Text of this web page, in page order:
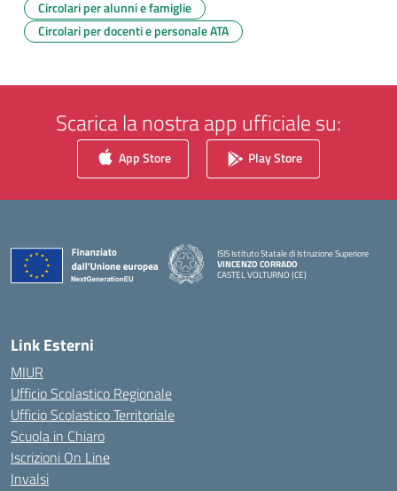
Circolari per alunni e famiglie
Circolari per docenti e personale ATA
Scarica la nostra app ufficiale su:
App Store Play Store
ISIS Istituto Statale di Istruzione Superiore
VINCENZO CORRADO
CASTEL VOLTURNO (CE)
Link Esterni
MIUR
Ufficio Scolastico Regionale
Ufficio Scolastico Territoriale
Scuola in Chiaro
Iscrizioni On Line
Invalsi